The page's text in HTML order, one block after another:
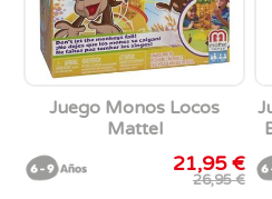
Juego Monos Locos
Mattel
21,95 €
26,95 €